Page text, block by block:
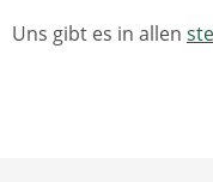
Uns gibt es in allen